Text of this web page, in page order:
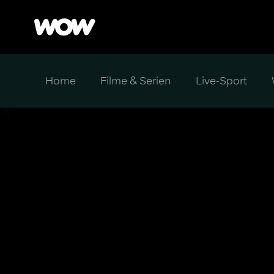
Home Filme & Serien Live-Sport